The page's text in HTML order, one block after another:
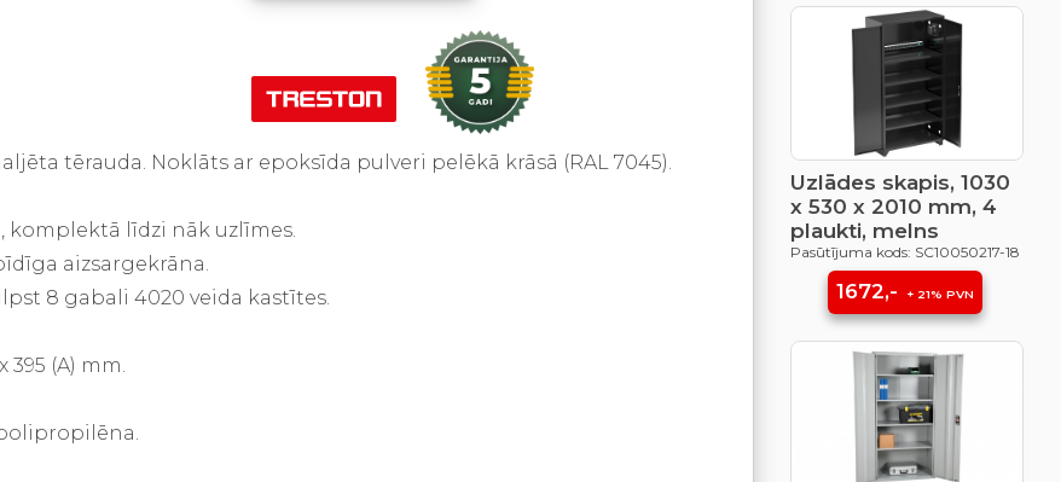
tērauda. Noklāts ar epoksīda pulveri pelēkā krāsā (RAL 7045).
līdzi nāk uzlīmes.
aizsargekrāna.
8 gabali 4020 veida kastītes.
395 (A) mm.
Uzlādes skapis, 1030
x 530 x 2010 mm, 4
plaukti, melns
Pasūtījuma kods: SC10050217-18
1672,- + 21% PVN